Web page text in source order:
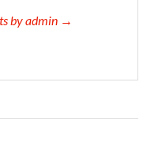
by admin →